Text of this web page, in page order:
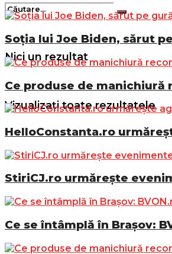
Nici un rezultat
Vizualizați toate rezultatele
Soția lui Joe Biden, sărut
Ce produse de manichiură
HelloConstanta.ro
StiriCJ.ro urmărește
Ce se întâmplă în Brașov: